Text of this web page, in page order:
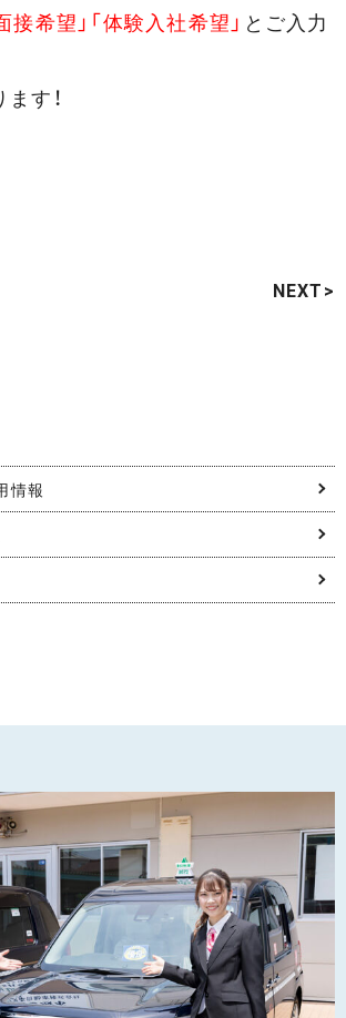
接希望」「体験入社希望」 とご入力
す！
NEXT>
情報